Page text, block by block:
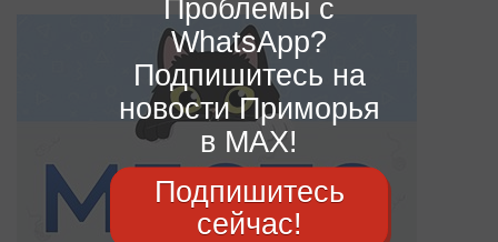
Проблемы с
WhatsApp?
Подпишитесь на
новости Приморья
в MAX!
Подпишитесь
сейчас!